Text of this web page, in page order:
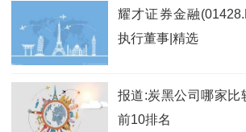
耀才证券金融
执行董事|精选
报道:炭黑公司哪家比
前10排名